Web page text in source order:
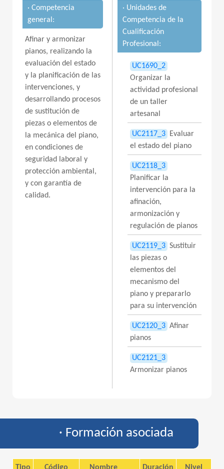
· Competencia
general:
Afinar y armonizar
pianos, realizando la
evaluación del estado
y la planificación de las
intervenciones, y
desarrollando procesos
de sustitución de
piezas o elementos de
la mecánica del piano,
en condiciones de
seguridad laboral y
protección ambiental,
y con garantía de
calidad.
· Unidades de
Competencia de la
Cualificación
Profesional:
UC1690_2
Organizar la
actividad profesional
de un taller
artesanal
UC2117_3
Evaluar
el estado del piano
UC2118_3
Planificar la
intervención para la
afinación,
armonización y
regulación de pianos
UC2119_3 Sustituir
las piezas o
elementos del
mecanismo del
piano y prepararlo
para su intervención
UC2120_3 Afinar
pianos
UC2121_3
Armonizar pianos
· Formación asociada